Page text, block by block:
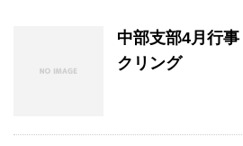
中部支部4月行
クリング